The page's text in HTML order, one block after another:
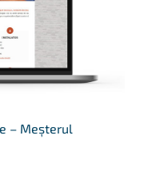
– Meșterul